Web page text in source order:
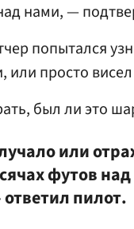
нами, —
попытался
просто висел
был ли это
или
футов
пилот.